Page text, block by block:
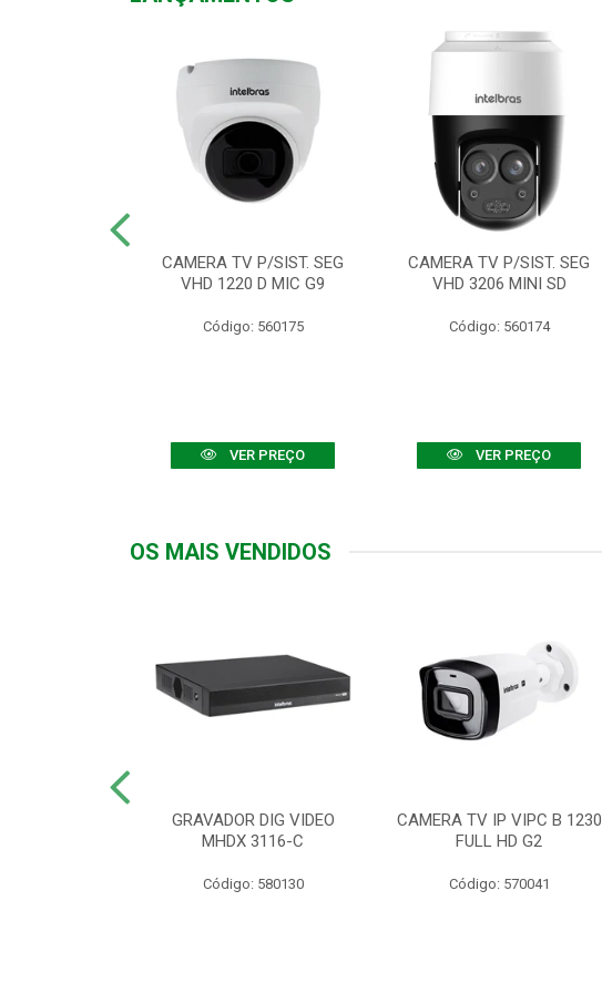
CAMERA TV P/SIST. SEG
VHD 1220 D MIC G9
Código: 560175
VER PREÇO
CAMERA TV P/SIST. SEG
VHD 3206 MINI SD
Código: 560174
VER PREÇO
OS MAIS VENDIDOS
GRAVADOR DIG VIDEO
MHDX 3116-C
Código: 580130
CAMERA TV IP VIPC B 1230
FULL HD G2
Código: 570041